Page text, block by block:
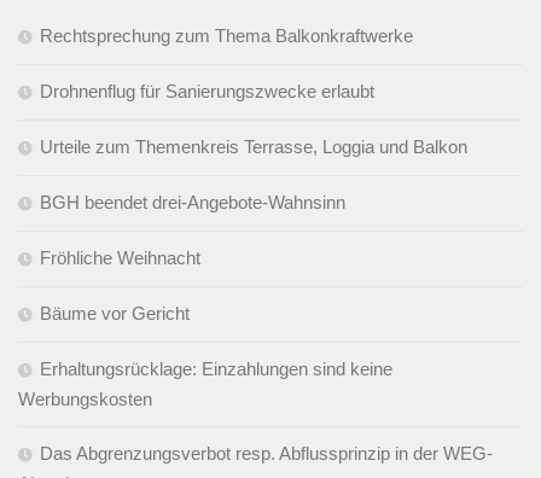
Rechtsprechung zum Thema Balkonkraftwerke
Drohnenflug für Sanierungszwecke erlaubt
Urteile zum Themenkreis Terrasse, Loggia und Balkon
BGH beendet drei-Angebote-Wahnsinn
Fröhliche Weihnacht
Bäume vor Gericht
Erhaltungsrücklage: Einzahlungen sind keine
Werbungskosten
Das Abgrenzungsverbot resp. Abflussprinzip in der WEG-